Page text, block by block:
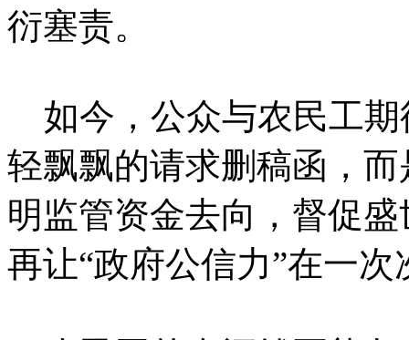
衍塞责。
如今，公众与农民工期
轻飘飘的请求删稿函，
明监管资金去向，督促
再让“政府公信力”在一